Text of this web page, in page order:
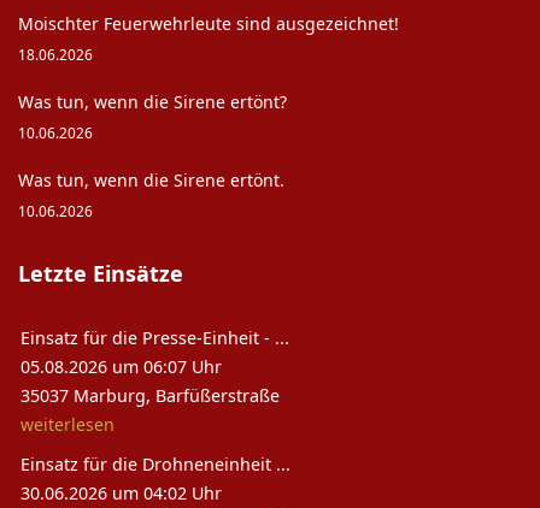
Moischter Feuerwehrleute sind ausgezeichnet!
18.06.2026
Was tun, wenn die Sirene ertönt?
10.06.2026
Was tun, wenn die Sirene ertönt.
10.06.2026
Letzte Einsätze
Einsatz für die Presse-Einheit - ...
05.08.2026 um 06:07 Uhr
35037 Marburg, Barfüßerstraße
weiterlesen
Einsatz für die Drohneneinheit ...
30.06.2026 um 04:02 Uhr